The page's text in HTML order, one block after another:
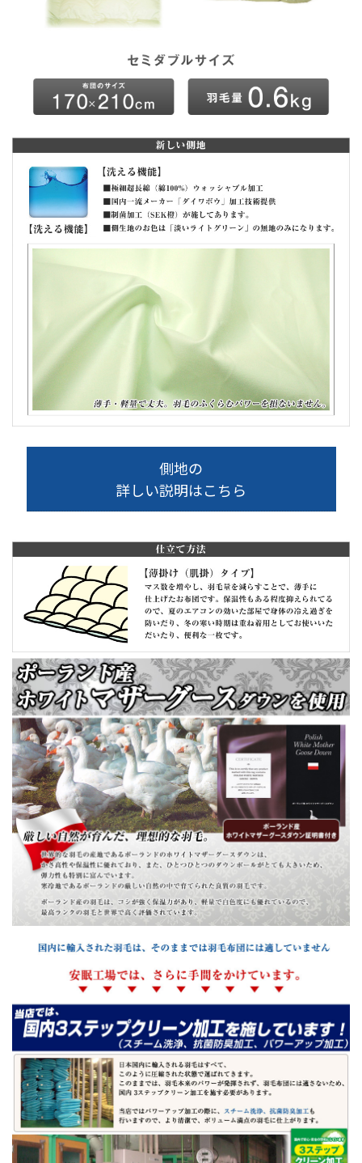
側地の
詳しい説明はこちら